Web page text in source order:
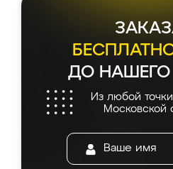
ДО
Из любой
Московской